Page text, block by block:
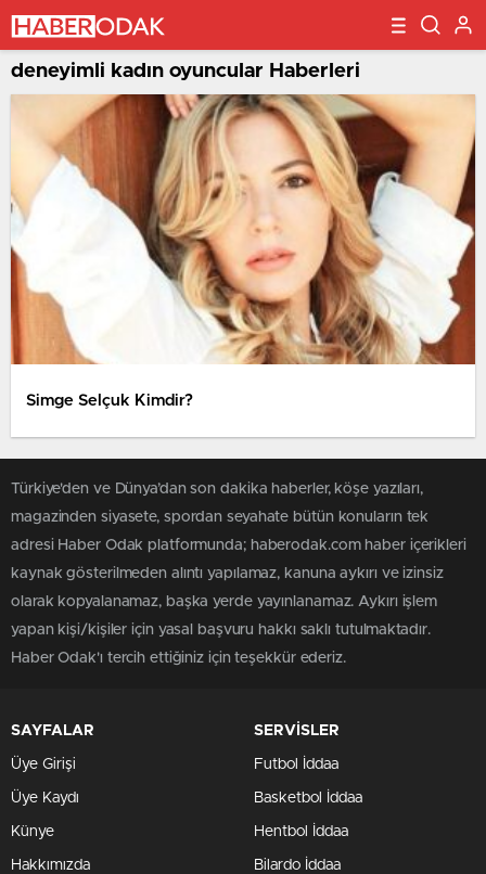
deneyimli kadın oyuncular Haberleri
Simge Selçuk Kimdir?
Türkiye'den ve Dünya’dan son dakika haberler, köşe yazıları,
magazinden siyasete, spordan seyahate bütün konuların tek
adresi Haber Odak platformunda; haberodak.com haber içerikleri
kaynak gösterilmeden alıntı yapılamaz, kanuna aykırı ve izinsiz
olarak kopyalanamaz, başka yerde yayınlanamaz. Aykırı işlem
yapan kişi/kişiler için yasal başvuru hakkı saklı tutulmaktadır.
Haber Odak'ı tercih ettiğiniz için teşekkür ederiz.
SAYFALAR
Üye Girişi
Üye Kaydı
Künye
Hakkımızda
SERVİSLER
Futbol İddaa
Basketbol İddaa
Hentbol İddaa
Bilardo İddaa